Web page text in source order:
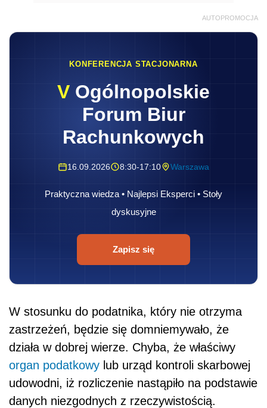
AUTOPROMOCJA
KONFERENCJA STACJONARNA
V Ogólnopolskie
Forum Biur
Rachunkowych
16.09.2026 8:30-17:10 Warszawa
Praktyczna wiedza • Najlepsi Eksperci • Stoły
dyskusyjne
Zapisz się
W stosunku do podatnika, który nie otrzyma
zastrzeżeń, będzie się domniemywało, że
działa w dobrej wierze. Chyba, że właściwy
organ podatkowy lub urząd kontroli skarbowej
udowodni, iż rozliczenie nastąpiło na podstawie
danych niezgodnych z rzeczywistością.